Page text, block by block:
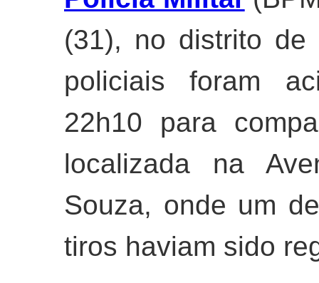
(31), no distrito
policiais foram
22h10 para
localizada na
Souza, onde um
tiros haviam sido